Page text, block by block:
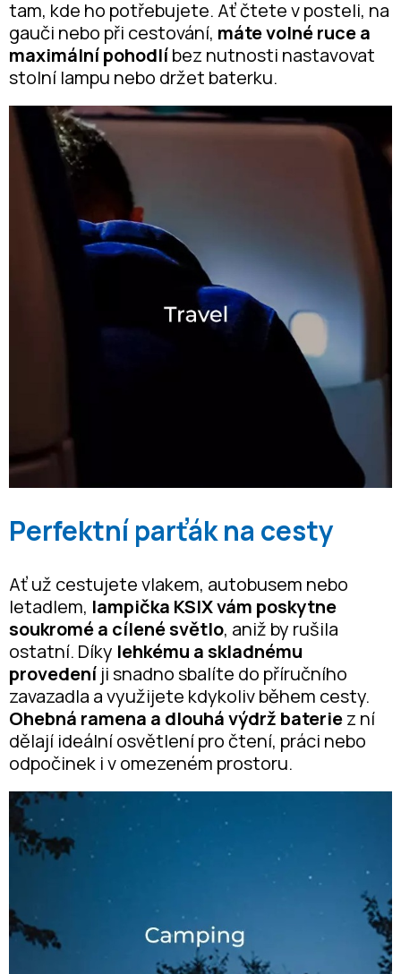
tam, kde ho potřebujete. Ať čtete v posteli, na
gauči nebo při cestování, máte volné ruce a
maximální pohodlíbez nutnosti nastavovat
stolní lampu nebo držet baterku.
Perfektní parťák na cesty
Ať už cestujete vlakem, autobusem nebo
letadlem, lampička KSIX vám poskytne
soukromé a cílené světlo, aniž by rušila
ostatní. Díky lehkému a skladnému
provedení ji snadno sbalíte do příručního
zavazadla a využijete kdykoliv během cesty.
Ohebná ramena a dlouhá výdrž bateriez ní
dělají ideální osvětlení pro čtení, práci nebo
odpočinek i v omezeném prostoru.